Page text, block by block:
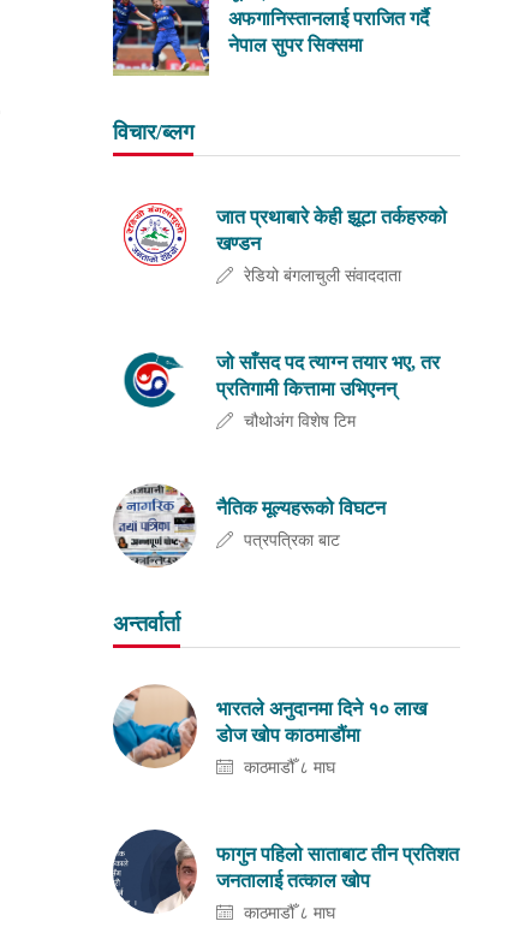
अफगानिस्तानलाई पराजित गर्दै
नेपाल सुपर सिक्समा
विचार/ब्लग
जात प्रथाबारे केही झूटा तर्कहरुको
खण्डन
रेडियो बंगलाचुली संवाददाता
जो साँसद पद त्याग्न तयार भए, तर
प्रतिगामी कित्तामा उभिएनन्
चौथोअंग विशेष टिम
नैतिक मूल्यहरूको विघटन
पत्रपत्रिका बाट
अन्तर्वार्ता
भारतले अनुदानमा दिने १० लाख
डोज खोप काठमाडौंमा
काठमाडौँ ८ माघ
फागुन पहिलो साताबाट तीन प्रतिशत
जनतालाई तत्काल खोप
काठमाडौँ ८ माघ